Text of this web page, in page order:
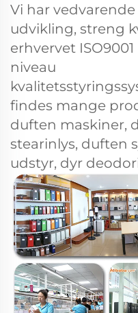
Vi har
udvikling, streng
erhvervet
niveau
findes mange
duften maskiner,
stearinlys, duften
udstyr, dyr